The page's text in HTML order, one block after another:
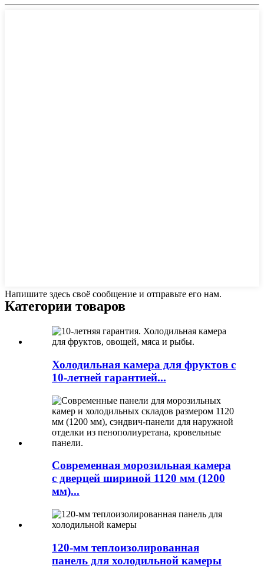
Напишите здесь своё сообщение и отправьте его нам.
Категории товаров
Холодильная камера для фруктов с
10-летней гарантией...
Современная морозильная камера
с дверцей шириной 1120 мм (1200
мм)...
120-мм теплоизолированная
панель для холодильной камеры